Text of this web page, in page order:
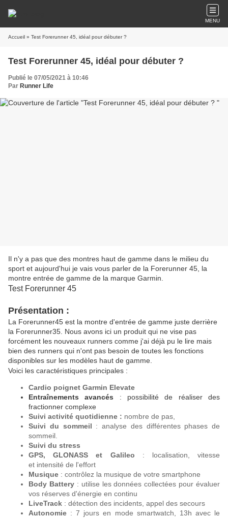
MENU
Accueil » Test Forerunner 45, idéal pour débuter ?
Test Forerunner 45, idéal pour débuter ?
Publié le 07/05/2021 à 10:46
Par Runner Life
Il n'y a pas que des montres haut de gamme dans le milieu du
sport et aujourd'hui je vais vous parler de la Forerunner 45, la
montre entrée de gamme de la marque Garmin.
Test Forerunner 45
Présentation :
La Forerunner45 est la montre d'entrée de gamme juste derrière
la Forerunner35. Nous avons ici un produit qui ne vise pas
forcément les nouveaux runners comme j'ai déjà pu le lire mais
bien des runners qui n'ont pas besoin de toutes les fonctions
disponibles sur les modèles haut de gamme.
Voici les caractéristiques principales :
Cardio poignet Garmin Elevate
Entraînements avancés : possibilité de réaliser des
fractionner complexe
Suivi activité quotidienne : nombre de pas,
Suivi du sommeil : analyse des différentes phases de
sommeil.
Suivi du stress
GPS, GLONASS et Galileo : localisation, vitesse
et intensité de l'effort
Musique : contrôlez la musique de votre smartphone
Body Battery: utilise les données collectées pour évaluer
vos réserves d'énergie en continu
LiveTrack : détection des incidents, appel des secours
Autonomie : 7 jours en mode smartwatch, 13h avec le